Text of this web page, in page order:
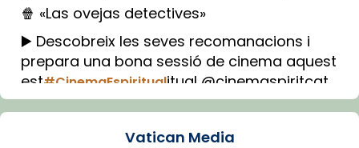
🍿 «Las ovejas detectives»
▶️ Descobreix les seves recomanacions i
prepara una bona sessió de cinema aquest
est#CinemaEspiritualitual @cinemaspiritcat
Imatge: Generada amb IA (OpenAI)
Vatican Media